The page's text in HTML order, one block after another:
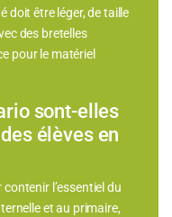
doit être léger, de taille
des bretelles
pour le matériel
sont-elles
élèves en
l’essentiel du
et au primaire,